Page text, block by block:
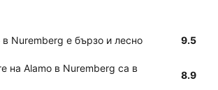
Nuremberg е бързо и лесно 9.5
на Alamo в Nuremberg са в
8.9